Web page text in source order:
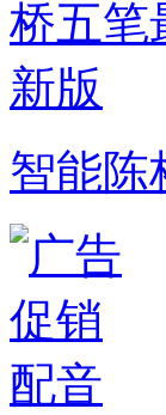
智能陈